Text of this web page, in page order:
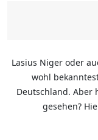
Lasius Niger oder
wohl
Deutschland. Aber
gesehen?